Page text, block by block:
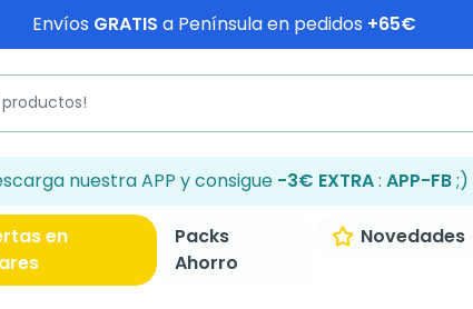
Envíos GRATIS a Península en pedidos +65€
nuestra APP y consigue -3€ EXTRA: APP-FB;)
en
Packs
Ahorro
Novedades